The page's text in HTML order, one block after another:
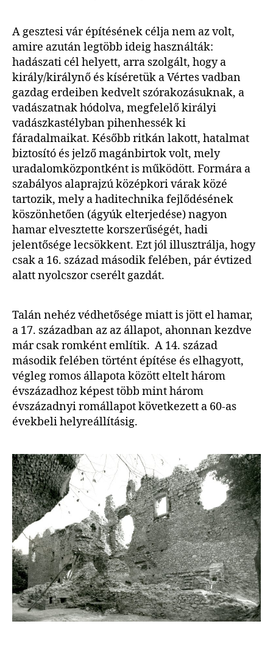
A gesztesi vár építésének célja nem az volt,
amire azután legtöbb ideig használták:
hadászati cél helyett, arra szolgált, hogy a
király/királynő és kíséretük a Vértes vadban
gazdag erdeiben kedvelt szórakozásuknak, a
vadászatnak hódolva, megfelelő királyi
vadászkastélyban pihenhessék ki
fáradalmaikat. Később ritkán lakott, hatalmat
biztosító és jelző magánbirtok volt, mely
uradalomközpontként is működött. Formára a
szabályos alaprajzú középkori várak közé
tartozik, mely a haditechnika fejlődésének
köszönhetően (ágyúk elterjedése) nagyon
hamar elvesztette korszerűségét, hadi
jelentősége lecsökkent. Ezt jól illusztrálja, hogy
csak a 16. század második felében, pár évtized
alatt nyolcszor cserélt gazdát.
Talán nehéz védhetősége miatt is jött el hamar,
a 17. században az az állapot, ahonnan kezdve
már csak romként említik. A 14. század
második felében történt építése és elhagyott,
végleg romos állapota között eltelt három
évszázadhoz képest több mint három
évszázadnyi romállapot következett a 60-as
évekbeli helyreállításig.